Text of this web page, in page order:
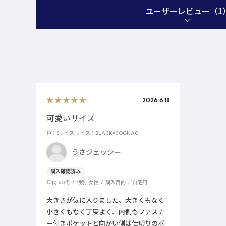
ユーザーレビュー （
2026.6.18
可愛いサイズ
色：Sサイズ サイズ：BLACK×COGNAC
うさジェッシー
年代:60代 性別:女性 購入目的:ご自宅用
大きさが気に入りました。大きくもなく
小さくもなく丁度よく、内側もファスナ
ー付きポケットと向かい側は仕切りのポ